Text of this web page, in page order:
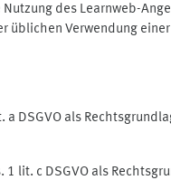
Nutzung des Learnweb-
üblichen Verwendung
DSGVO als
lit. c DSGVO als